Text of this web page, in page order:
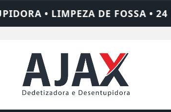
CHAME QUEM RESOLVE: AJAX